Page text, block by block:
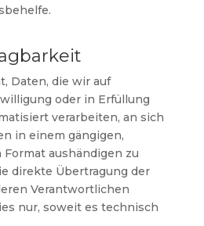
Daten, die wir auf
oder in Erfüllung
verarbeiten, an sich
in einem gängigen,
aushändigen zu
direkte Übertragung der
Verantwortlichen
nur, soweit es technisch